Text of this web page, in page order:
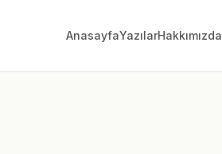
AnasayfaYazılarHakkımızda